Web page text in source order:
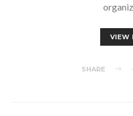
VIEW
SHARE